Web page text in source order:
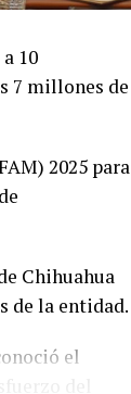
10
7 millones de
2025 para
Chihuahua
de la entidad.
el